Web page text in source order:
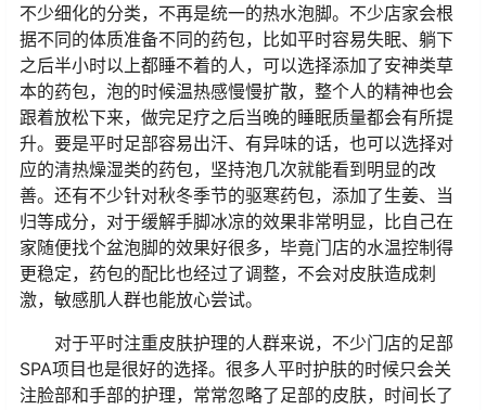
不少细化的分类，不再是统一的热水泡脚。不少店家会根
据不同的体质准备不同的药包，比如平时容易失眠、躺下
之后半小时以上都睡不着的人，可以选择添加了安神类草
本的药包，泡的时候温热感慢慢扩散，整个人的精神也会
跟着放松下来，做完足疗之后当晚的睡眠质量都会有所提
升。要是平时足部容易出汗、有异味的话，也可以选择对
应的清热燥湿类的药包，坚持泡几次就能看到明显的改
善。还有不少针对秋冬季节的驱寒药包，添加了生姜、当
归等成分，对于缓解手脚冰凉的效果非常明显，比自己在
家随便找个盆泡脚的效果好很多，毕竟门店的水温控制得
更稳定，药包的配比也经过了调整，不会对皮肤造成刺
激，敏感肌人群也能放心尝试。
对于平时注重皮肤护理的人群来说，不少门店的足部
SPA项目也是很好的选择。很多人平时护肤的时候只会关
注脸部和手部的护理，常常忽略了足部的皮肤，时间长了